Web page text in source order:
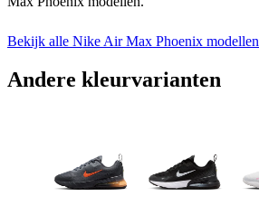
Bekijk alle Nike Air Max Phoenix modellen
Andere kleurvarianten